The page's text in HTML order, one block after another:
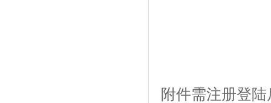
附件需注册登